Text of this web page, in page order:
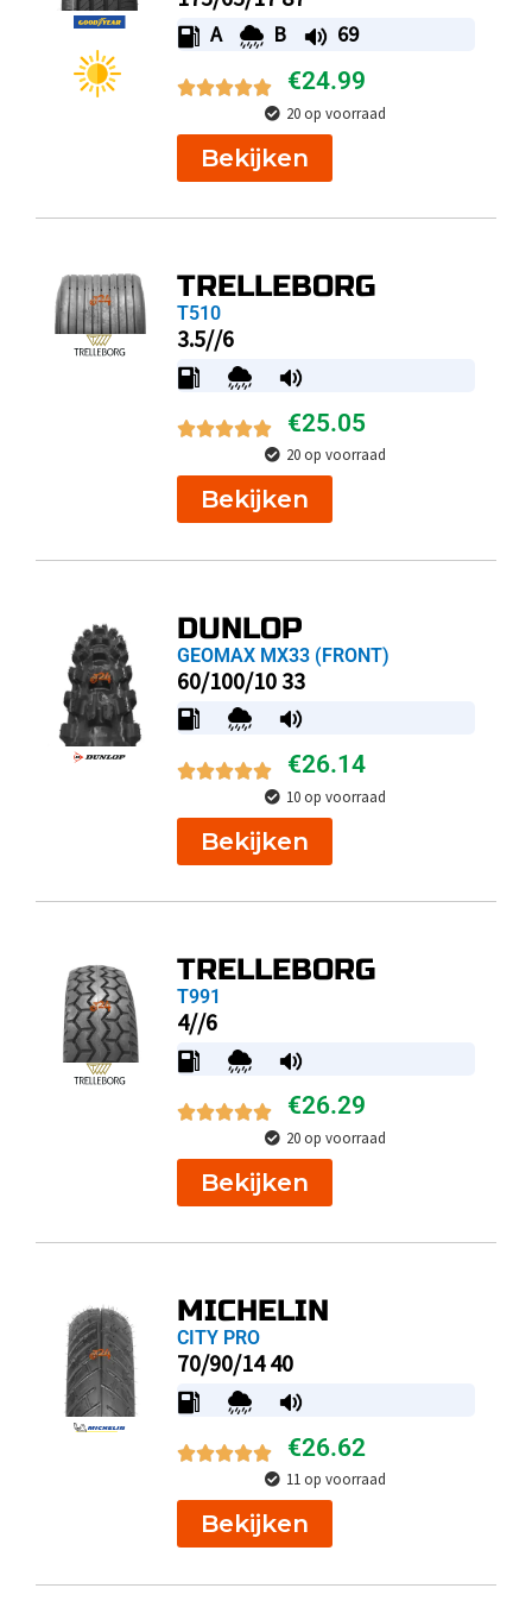
A B 69
€24.99
20 op voorraad
Bekijken
TRELLEBORG
T510
3.5//6
€25.05
20 op voorraad
Bekijken
DUNLOP
GEOMAX MX33 (FRONT)
60/100/10 33
€26.14
10 op voorraad
Bekijken
TRELLEBORG
T991
4//6
€26.29
20 op voorraad
Bekijken
MICHELIN
CITY PRO
70/90/14 40
€26.62
11 op voorraad
Bekijken